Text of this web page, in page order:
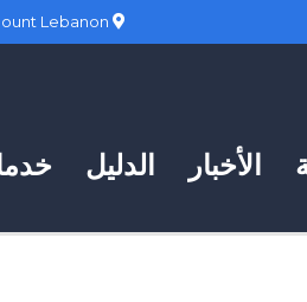
الدليل الأخبار